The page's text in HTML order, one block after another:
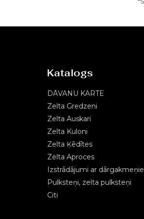
Katalogs
DĀVANU KARTE
Zelta Gredzeni
Zelta Auskari
Zelta Kuloni
Zelta Ķēdītes
Zelta Aproces
Izstrādājumi ar
Pulksteņi, zelta pulksteņi
Citi